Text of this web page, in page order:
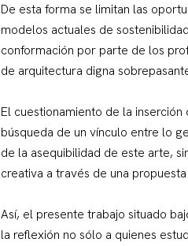
De esta forma se limitan las
modelos actuales de
conformación por parte de los
de arquitectura digna
El cuestionamiento de la
búsqueda de un vínculo entre lo
de la asequibilidad de este arte,
creativa a través de una
Así, el presente trabajo situado
la reflexión no sólo a quienes